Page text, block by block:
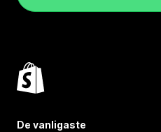
De vanligaste